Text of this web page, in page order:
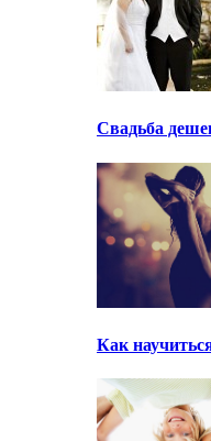
Свадьба
Как